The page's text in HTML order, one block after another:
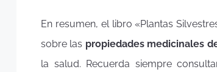
En resumen, el libro «Plantas
sobre las propiedades medicinales
la salud. Recuerda siempre